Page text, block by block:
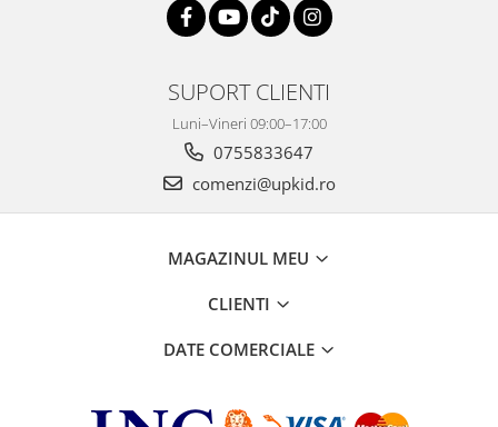
SUPORT CLIENTI
Luni–Vineri 09:00–17:00
0755833647
comenzi@upkid.ro
MAGAZINUL MEU
CLIENTI
DATE COMERCIALE